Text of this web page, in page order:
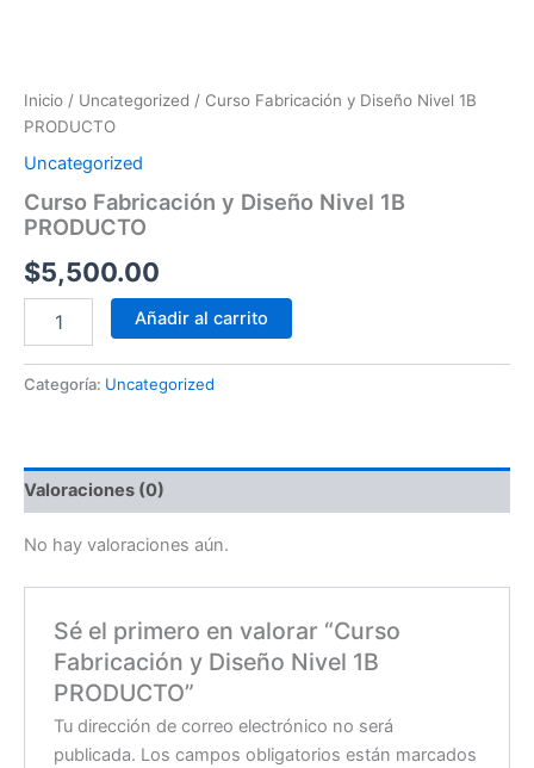
Inicio / Uncategorized / Curso Fabricación y Diseño Nivel 1B
PRODUCTO
Uncategorized
Curso Fabricación y Diseño Nivel 1B
PRODUCTO
$5,500.00
Añadir al carrito
Categoría: Uncategorized
Valoraciones (0)
No hay valoraciones aún.
Sé el primero en valorar “Curso
Fabricación y Diseño Nivel 1B
PRODUCTO”
Tu dirección de correo electrónico no será
publicada. Los campos obligatorios están marcados